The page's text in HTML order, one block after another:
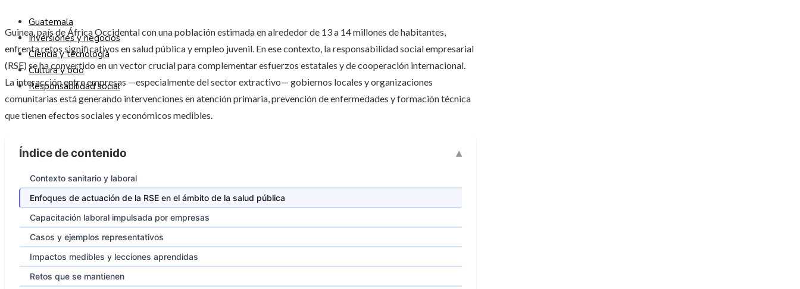
Guatemala
Inversiones y negocios
Ciencia y tecnología
Cultura y ocio
Responsabilidad social
Guinea, país de África Occidental con una población estimada en alrededor de 13 a 14 millones de habitantes,
enfrenta retos significativos en salud pública y empleo juvenil. En ese contexto, la responsabilidad social empresarial
(RSE) se ha convertido en un vector crucial para complementar esfuerzos estatales y de cooperación internacional.
La interacción entre empresas —especialmente del sector extractivo— gobiernos locales y organizaciones
comunitarias está generando intervenciones en atención primaria, prevención de enfermedades y formación técnica
que tienen efectos sociales y económicos medibles.
Índice de contenido
Contexto sanitario y laboral
Enfoques de actuación de la RSE en el ámbito de la salud pública
Capacitación laboral impulsada por empresas
Casos y ejemplos representativos
Impactos medibles y lecciones aprendidas
Retos que se mantienen